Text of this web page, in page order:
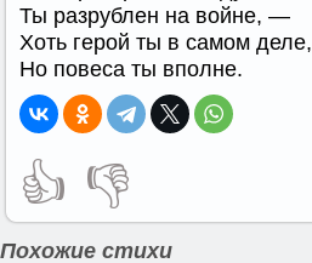
Ты разрублен на войне, —
Хоть герой ты в самом деле,
Но повеса ты вполне.
👍 👎
Похожие стихи